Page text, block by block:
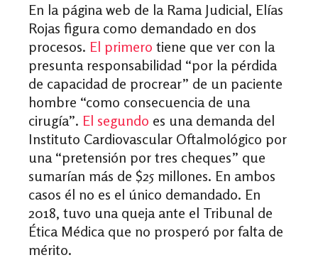
En la página web de la Rama Judicial, Elías
Rojas figura como demandado en dos
procesos. El primero tiene que ver con la
presunta responsabilidad “por la pérdida
de capacidad de procrear” de un paciente
hombre “como consecuencia de una
cirugía”. El segundo es una demanda del
Instituto Cardiovascular Oftalmológico por
una “pretensión por tres cheques” que
sumarían más de $25 millones. En ambos
casos él no es el único demandado. En
2018, tuvo una queja ante el Tribunal de
Ética Médica que no prosperó por falta de
mérito.